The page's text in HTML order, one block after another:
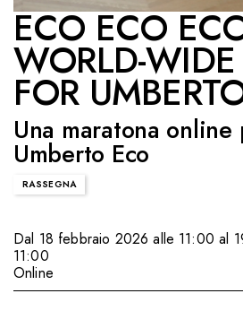
ECO ECO
WORLD-
FOR
Una maratona
Umberto Eco
RASSEGNA
Dal 18 febbraio 2026 alle 11:00 al
11:00
Online